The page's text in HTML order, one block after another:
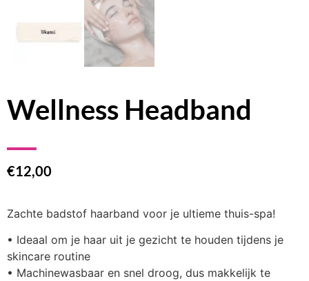
Wellness Headband
€12,00
Zachte badstof haarband voor je ultieme thuis-spa!
• Ideaal om je haar uit je gezicht te houden tijdens je
skincare routine
• Machinewasbaar en snel droog, dus makkelijk te